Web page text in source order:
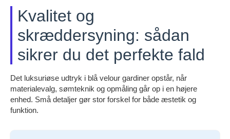
Kvalitet og
skræddersyning: sådan
sikrer du det perfekte fald
Det luksuriøse udtryk i blå velour gardiner opstår, når
materialevalg, sømteknik og opmåling går op i en højere
enhed. Små detaljer gør stor forskel for både æstetik og
funktion.